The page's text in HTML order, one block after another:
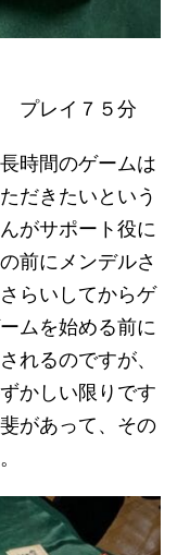
レイ７５分
時間のゲームは
だきたいという
がサポート役に
前にメンデルさ
らいしてからゲ
ムを始める前に
れるのですが、
かしい限りです
があって、その